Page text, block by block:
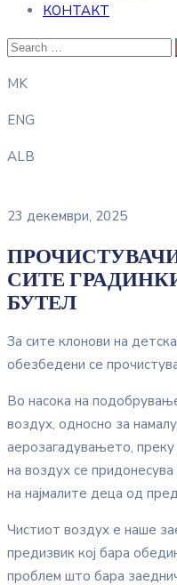
КОНТАКТ
MK
ENG
ALB
23 декември, 2025
СИТЕ
БУТЕЛ
За сите клонови на
обезбедени се
Во насока на
воздух, односно за
аерозагадувањето,
на воздух се
на најмалите деца од
Чистиот воздух е наше
предизвик кој бара
проблем што бара